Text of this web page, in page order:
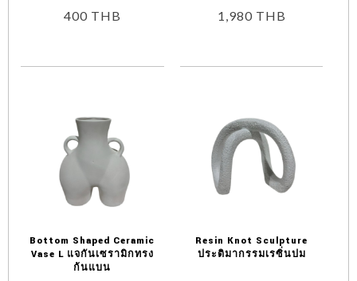
400 THB 1,980 THB
Bottom Shaped Ceramic
Vase L แจกันเซรามิกทรง
ก้นแบน
Resin Knot Sculpture
ประติมากรรมเรซิ่นปม